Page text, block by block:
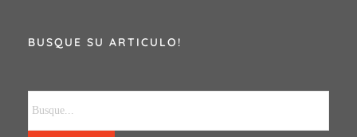
BUSQUE SU ARTICULO!